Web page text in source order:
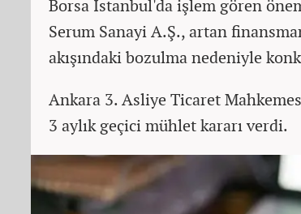
Borsa İstanbul'da işlem gören
Serum Sanayi A.Ş., artan
akışındaki bozulma nedeniyle
Ankara 3. Asliye Ticaret
3 aylık geçici mühlet kararı verdi.